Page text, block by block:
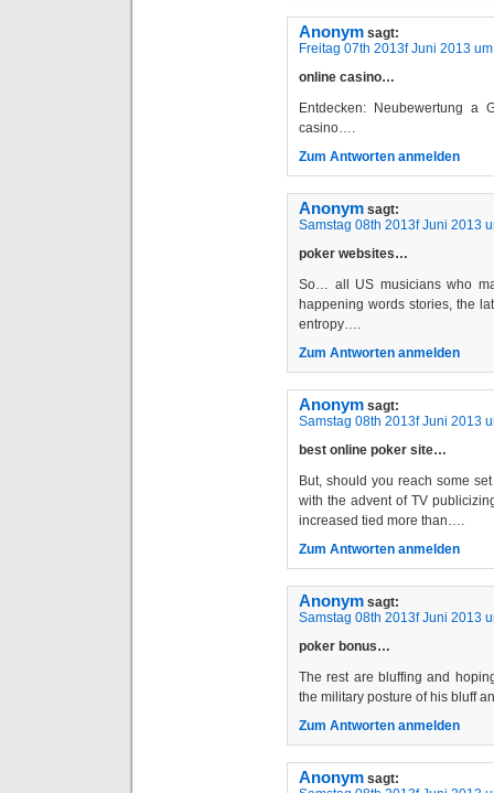
Anonym sagt:
Freitag 07th 2013f Juni 2013
online casino…
Entdecken: Neubewertung a
casino….
Zum Antworten anmelden
Anonym sagt:
Samstag 08th 2013f Juni 2013
poker websites…
So… all US musicians who
happening words stories, the
entropy….
Zum Antworten anmelden
Anonym sagt:
Samstag 08th 2013f Juni 2013
best online poker site…
But, should you reach some
with the advent of TV
increased tied more than….
Zum Antworten anmelden
Anonym sagt:
Samstag 08th 2013f Juni 2013
poker bonus…
The rest are bluffing and
the military posture of his bluff
Zum Antworten anmelden
Anonym sagt: